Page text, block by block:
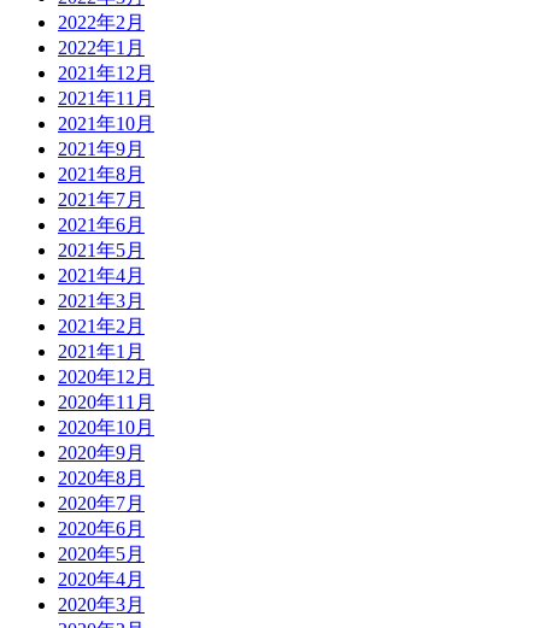
2022年2月
2022年1月
2021年12月
2021年11月
2021年10月
2021年9月
2021年8月
2021年7月
2021年6月
2021年5月
2021年4月
2021年3月
2021年2月
2021年1月
2020年12月
2020年11月
2020年10月
2020年9月
2020年8月
2020年7月
2020年6月
2020年5月
2020年4月
2020年3月